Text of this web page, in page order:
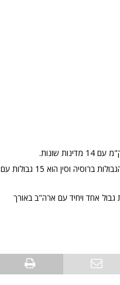
המדינות עם הכי הרבה גבולות הן רוסיה וסין החולקות גבול משותף בינהן. סה"כ הגבולות ברוסיה וסין הוא 15 גבולות עם
אחד ויחיד עם ארה"ב באורך